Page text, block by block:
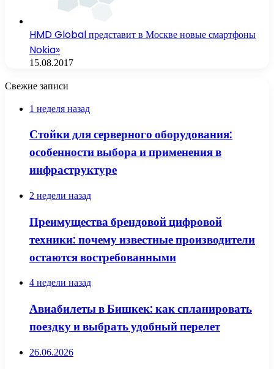
HMD Global представит в Москве новые смартфоны
Nokia»
15.08.2017
Свежие записи
1 неделя назад
Стойки для серверного оборудования:
особенности выбора и применения в
инфраструктуре
2 недели назад
Преимущества брендовой цифровой
техники: почему известные производители
остаются востребованными
4 недели назад
Авиабилеты в Бишкек: как спланировать
поездку и выбрать удобный перелет
26.06.2026